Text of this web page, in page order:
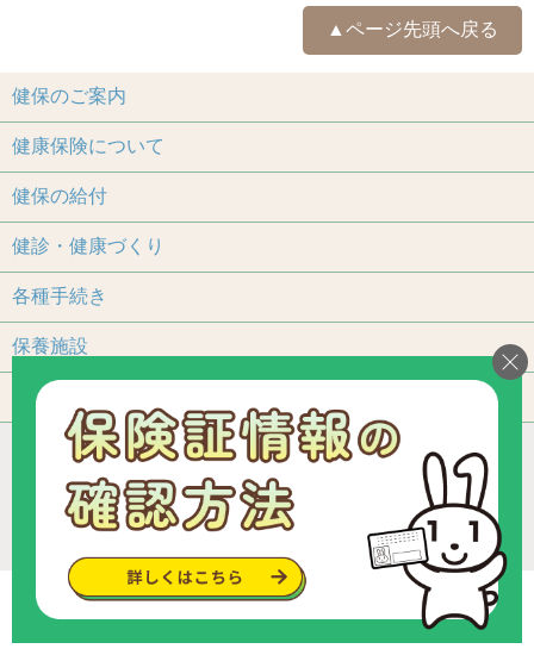
▲ページ先頭へ戻る
健保のご案内
健康保険について
健保の給付
健診・健康づくり
各種手続き
保養施設
よくあるご質問
アクセス
個人情報保護について
加入事業所一覧
リンク
組合カレンダー
お問い合わせ・ご意見
サイトマップ
ご利用いただくにあたって
Copyright © since 2013 トヨタ関連部品健康保険組合 .